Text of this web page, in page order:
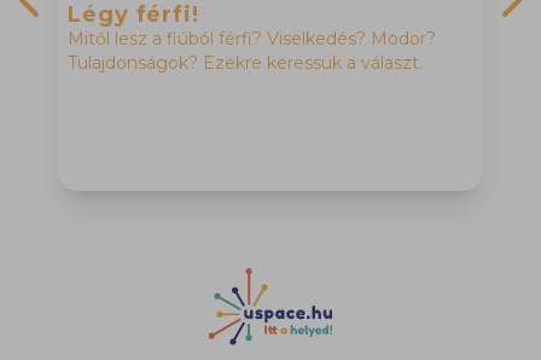
Légy férfi!
Mitől lesz a fiúból férfi? Viselkedés? Modor?
Tulajdonságok? Ezekre keressük a választ.
Previous slide